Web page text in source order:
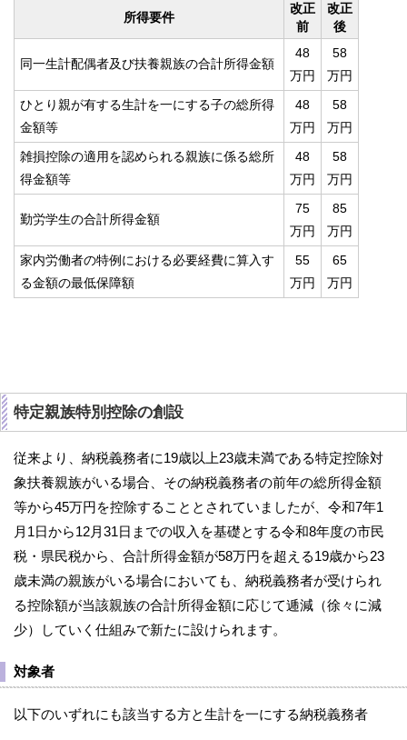
所得要件
改正
前
改正
後
同一生計配偶者及び扶養親族の合計所得金額
48
万円
58
万円
ひとり親が有する生計を一にする子の総所得
金額等
48
万円
58
万円
雑損控除の適用を認められる親族に係る総所
得金額等
48
万円
58
万円
勤労学生の合計所得金額
75
万円
85
万円
家内労働者の特例における必要経費に算入す
る金額の最低保障額
55
万円
65
万円
特定親族特別控除の創設
従来より、納税義務者に19歳以上23歳未満である特定控除対
象扶養親族がいる場合、その納税義務者の前年の総所得金額
等から45万円を控除することとされていましたが、令和7年1
月1日から12月31日までの収入を基礎とする令和8年度の市民
税・県民税から、合計所得金額が58万円を超える19歳から23
歳未満の親族がいる場合においても、納税義務者が受けられ
る控除額が当該親族の合計所得金額に応じて逓減（徐々に減
少）していく仕組みで新たに設けられます。
対象者
以下のいずれにも該当する方と生計を一にする納税義務者